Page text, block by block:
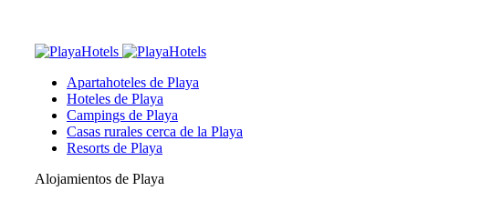
Apartahoteles de Playa
Hoteles de Playa
Campings de Playa
Casas rurales cerca de la Playa
Resorts de Playa
Alojamientos de Playa